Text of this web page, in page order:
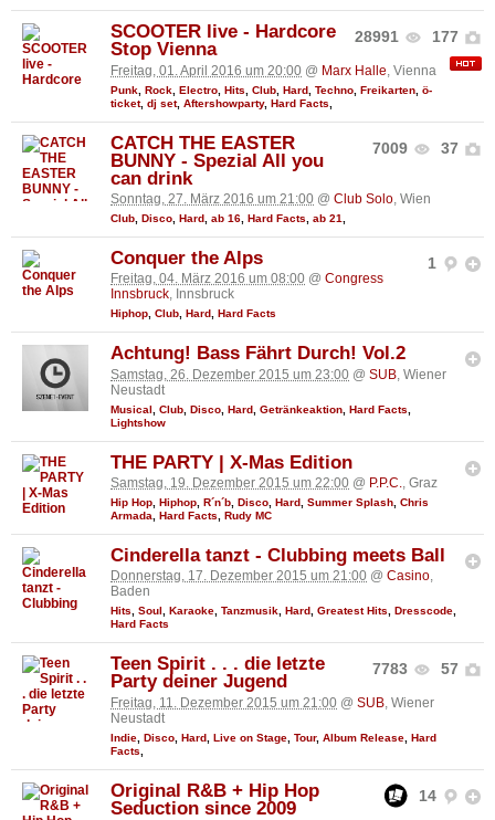
28991 177
SCOOTER live - Hardcore
Stop Vienna
Freitag, 01. April 2016 um 20:00 @ Marx Halle , Vienna
Punk Rock Electro Hits Club Hard Techno Freikarten ö-
ticket, dj set, Aftershowparty, Hard Facts
7009 37
CATCH THE EASTER
BUNNY - Spezial All you
can drink
Sonntag, 27. März 2016 um 21:00 @ Club Solo, Wien
Club Disco Hard ab 16 Hard Facts ab 21
1
Conquer the Alps
Freitag, 04. März 2016 um 08:00 @ Congress
Innsbruck, Innsbruck
Hiphop, Club, Hard, Hard Facts
Achtung! Bass Fährt Durch! Vol.2
Samstag, 26. Dezember 2015 um 23:00 @ SUB , Wiener
Neustadt
Musical Club Disco Hard Getränkeaktion Hard Facts
Lightshow
THE PARTY | X-Mas Edition
Samstag, 19. Dezember 2015 um 22:00 @ P.P.C., Graz
Hip Hop Hiphop R´n´b Disco Hard Summer Splash Chris
Armada
Hard Facts Rudy MC
Cinderella tanzt - Clubbing meets Ball
Donnerstag, 17. Dezember 2015 um 21:00 @ Casino,
Baden
Hits, Soul , Karaoke, Tanzmusik, Hard, Greatest Hits, Dresscode,
Hard Facts
7783 57
Teen Spirit . . . die letzte
Party deiner Jugend
Freitag, 11. Dezember 2015 um 21:00 @ SUB, Wiener
Neustadt
Indie Disco Hard Live on Stage Tour, Album Release Hard
Facts
14
Original R&B + Hip Hop
Seduction since 2009